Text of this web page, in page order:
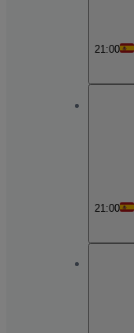
21:00
21:00